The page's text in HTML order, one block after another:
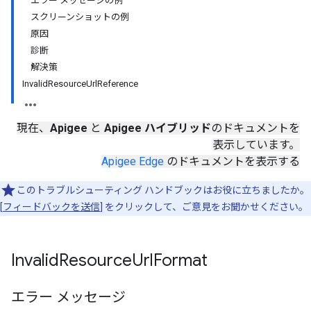
スクリーンショットの例
原因
診断
解決策
InvalidResourceUrlReference
現在、 Apigee と Apigee ハイブリッドのドキュメントを
表示しています。
Apigee Edge のドキュメントを表示する
このトラブルシューティング ハンドブックはお役に立ちましたか。
[フィードバックを送信 ] をクリックして、ご意見をお聞かせください。
InvalidResourceUrlFormat
エラー メッセージ